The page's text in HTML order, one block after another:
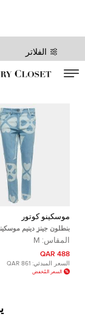
الفلاتر
موسكينو كوتور
بنطلون جينز دينيم
بوصة مقاس ميديم
المقاس: M
488 QAR
السعر المبدئي: 861 QAR
السعر المُخفض